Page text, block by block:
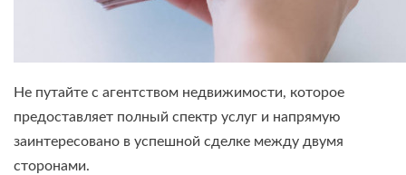
Не путайте с агентством недвижимости, которое
предоставляет полный спектр услуг и напрямую
заинтересовано в успешной сделке между двумя
сторонами.